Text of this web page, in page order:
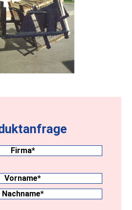
Firma(erforderlich)